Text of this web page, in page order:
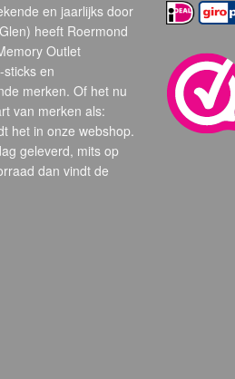
en jaarlijks door
heeft Roermond
Outlet
en
merken. Of het nu
van merken als:
het in onze webshop.
geleverd, mits op
dan vindt de